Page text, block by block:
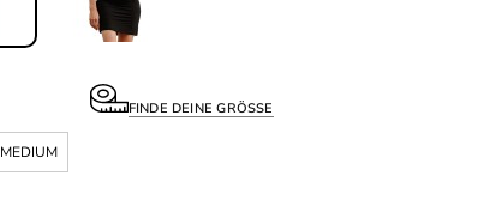
FINDE DEINE GRÖSSE
MEDIUM